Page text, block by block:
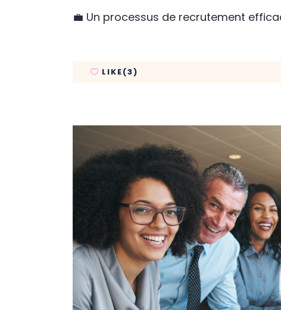
💼 Un processus de recrutement
LIKE(3)